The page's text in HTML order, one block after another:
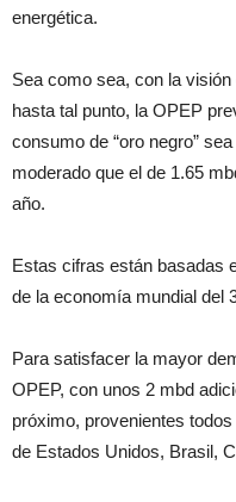
energética.
Sea como sea, con la
hasta tal punto, la OPEP
consumo de “oro negro”
moderado que el de 1.65
año.
Estas cifras están basadas
de la economía mundial del
Para satisfacer la mayor
OPEP, con unos 2 mbd
próximo, provenientes
de Estados Unidos, Brasil,